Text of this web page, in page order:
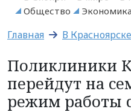
Общество
Экономика
Главная В Красноярске
Поликлиники
перейдут на
режим работы